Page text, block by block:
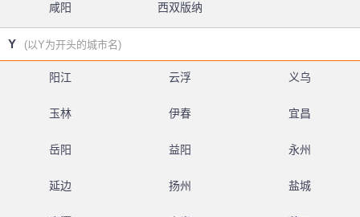
咸阳 西双版纳
Y (以Y为开头的城市名)
阳江 云浮 义乌
玉林 伊春 宜昌
岳阳 益阳 永州
延边 扬州 盐城